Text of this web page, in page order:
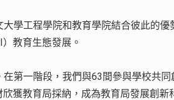
學工程學院和教育學院結合彼此的優
教育生態發展。
第一階段，我們與63間參與學校共
獲教育局採納，成為教育局發展創